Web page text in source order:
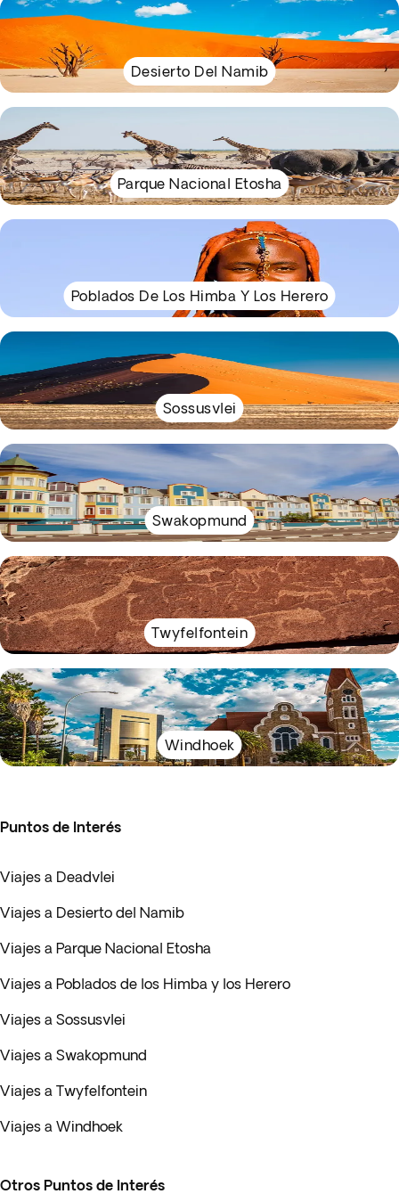
Desierto Del Namib
Parque Nacional Etosha
Poblados De Los Himba Y Los Herero
Sossusvlei
Swakopmund
Twyfelfontein
Windhoek
Puntos de Interés
Viajes a Deadvlei
Viajes a Desierto del Namib
Viajes a Parque Nacional Etosha
Viajes a Poblados de los Himba y los Herero
Viajes a Sossusvlei
Viajes a Swakopmund
Viajes a Twyfelfontein
Viajes a Windhoek
Otros Puntos de Interés